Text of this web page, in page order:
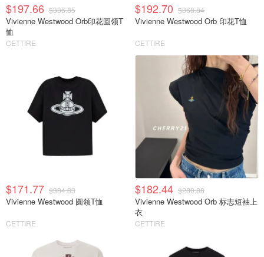
$197.66 $336.85
Vivienne Westwood Orb印花圆领T
恤
CETTIRE
$192.70 $368.84
Vivienne Westwood Orb 印花T恤
CETTIRE
$171.77 $384.83
Vivienne Westwood 圆领T恤
CETTIRE
$182.44 $280.88
Vivienne Westwood Orb 标志短袖上
衣
CETTIRE